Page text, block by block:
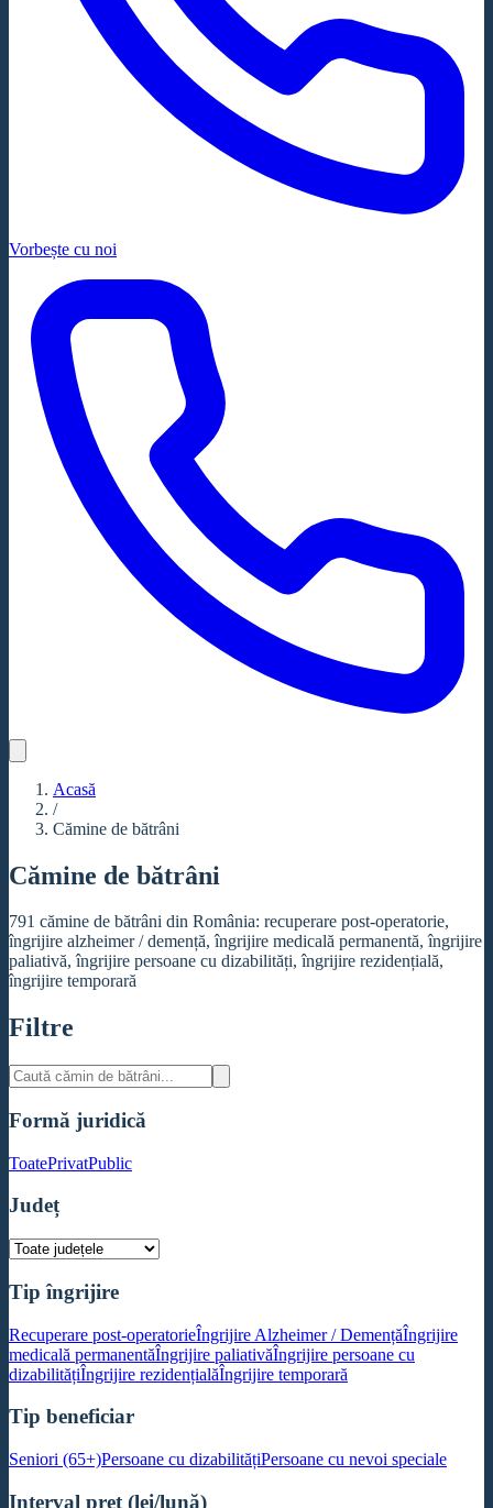
Vorbește cu noi
Acasă
/
Cămine de bătrâni
Cămine de bătrâni
791 cămine de bătrâni din România: recuperare post-operatorie,
îngrijire alzheimer / demență, îngrijire medicală permanentă, îngrijire
paliativă, îngrijire persoane cu dizabilități, îngrijire rezidențială,
îngrijire temporară
Filtre
Formă juridică
ToatePrivatPublic
Județ
Tip îngrijire
Recuperare post-operatorieÎngrijire Alzheimer / DemențăÎngrijire
medicală permanentăÎngrijire paliativăÎngrijire persoane cu
dizabilitățiÎngrijire rezidențialăÎngrijire temporară
Tip beneficiar
Seniori (65+)Persoane cu dizabilitățiPersoane cu nevoi speciale
Interval preț (lei/lună)